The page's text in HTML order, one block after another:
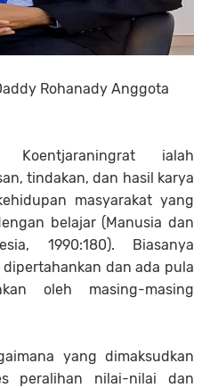
Rohanady Anggota
Koentjaraningrat ialah
tindakan, dan hasil karya
masyarakat yang
belajar (Manusia dan
1990:180). Biasanya
dan ada pula
oleh masing-masing
yang dimaksudkan
peralihan nilai-nilai dan